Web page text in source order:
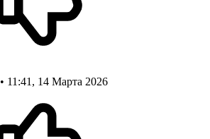
• 11:41, 14 Марта 2026